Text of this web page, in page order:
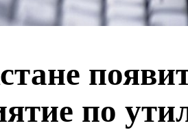
по